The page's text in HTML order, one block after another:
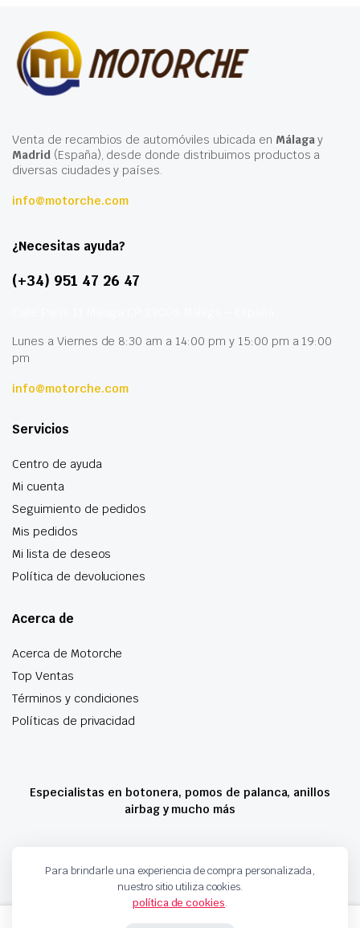
Venta de recambios de automóviles ubicada en Málagay
Madrid(España), desde donde distribuimos productos a
diversas ciudades y países.
info@motorche.com
¿Necesitas ayuda?
(+34) 951 47 26 47
Lunes a Viernes de 8:30 am a 14:00 pm y 15:00 pm a 19:00
pm
info@motorche.com
Servicios
Centro de ayuda
Mi cuenta
Seguimiento de pedidos
Mis pedidos
Mi lista de deseos
Política de devoluciones
Acerca de
Acerca de Motorche
Top Ventas
Términos y condiciones
Políticas de privacidad
Especialistas en botonera, pomos de palanca, anillos
airbag y mucho más
Copyright 2024 © Motorche Autoparts. Todos los derechos reservados
Para brindarle una experiencia de compra personalizada,
nuestro sitio utiliza cookies.
política de cookies.